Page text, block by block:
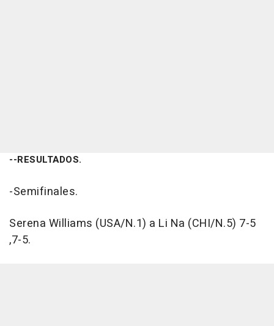
--RESULTADOS.
-Semifinales.
Serena Williams (USA/N.1) a Li Na (CHI/N.5) 7-5
,7-5.